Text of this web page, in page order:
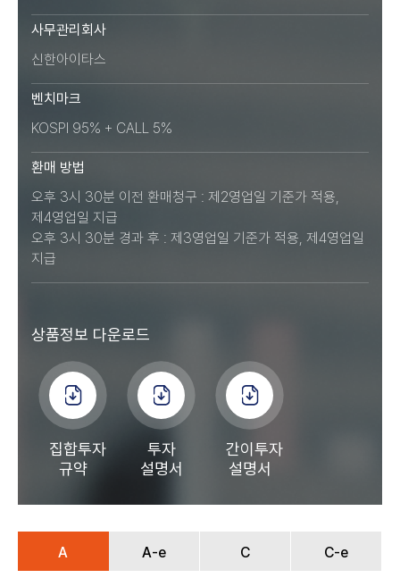
사무관리회사
신한아이타스
벤치마크
KOSPI 95% + CALL 5%
환매 방법
오후 3시 30분 이전 환매청구 : 제2영업일 기준가 적용,
제4영업일 지급
오후 3시 30분 경과 후 : 제3영업일 기준가 적용, 제4영업일
지급
상품정보 다운로드
집합투자
규약
투자
설명서
간이투자
설명서
A A-e C C-e